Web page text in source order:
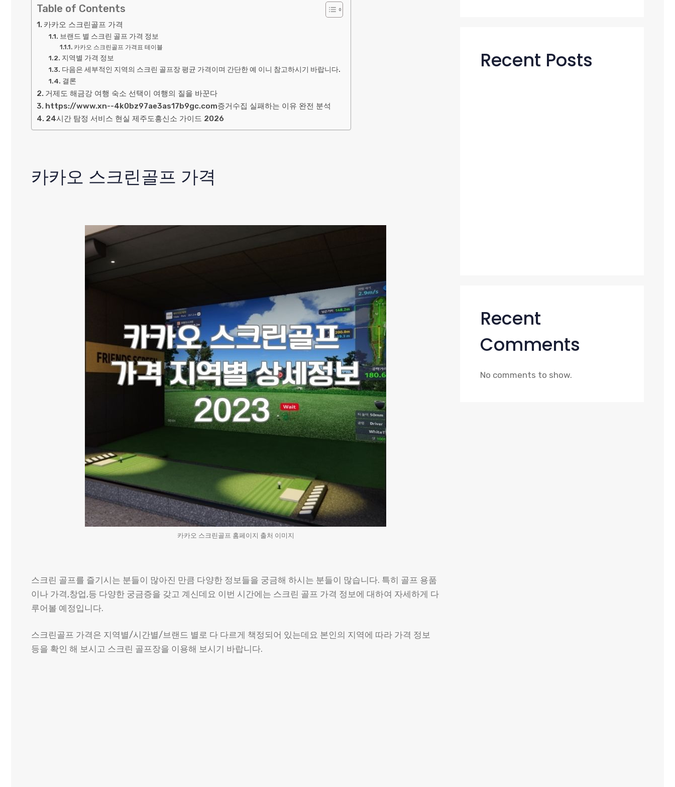
Table of Contents
카카오 스크린골프 가격
브랜드 별 스크린 골프 가격 정보
카카오 스크린골프 가격표 테이블
지역별 가격 정보
다음은 세부적인 지역의 스크린 골프장 평균 가격이며 간단한 예 이니 참고하시기 바랍니다.
결론
거제도 해금강 여행 숙소 선택이 여행의 질을 바꾼다
https://www.xn--4k0bz97ae3as17b9gc.com증거수집 실패하는 이유 완전 분석
24시간 탐정 서비스 현실 제주도흥신소 가이드 2026
카카오 스크린골프 가격
카카오 스크린골프 홈페이지 출처 이미지
스크린 골프를 즐기시는 분들이 많아진 만큼 다양한 정보들을 궁금해 하시는 분들이 많습니다. 특히 골프 용품
이나 가격,창업,등 다양한 궁금증을 갖고 계신데요 이번 시간에는 스크린 골프 가격 정보에 대하여 자세하게 다
루어볼 예정입니다.
스크린골프 가격은 지역별/시간별/브랜드 별로 다 다르게 책정되어 있는데요 본인의 지역에 따라 가격 정보
등을 확인 해 보시고 스크린 골프장을 이용해 보시기 바랍니다.
Recent Posts
Recent
Comments
No comments to show.